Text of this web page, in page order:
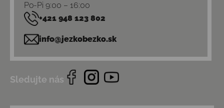
Po-Pi 9:00 – 16:00
+421 948 123 802
info@jezkobezko.sk
Sledujte nás